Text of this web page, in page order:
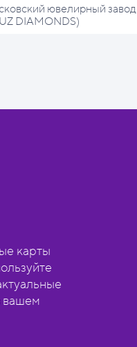
ювелирный завод
DIAMONDS)
карты
вашем